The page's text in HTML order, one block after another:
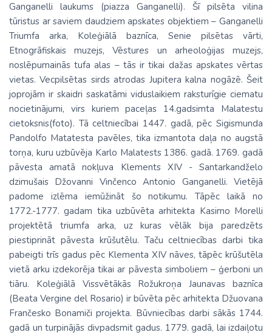
Ganganelli laukums (piazza Ganganelli). Šī pilsēta vilina
tūristus ar saviem daudziem apskates objektiem – Ganganelli
Triumfa arka, Koleģiālā baznīca, Senie pilsētas vārti,
Etnogrāfiskais muzejs, Vēstures un arheoloģijas muzejs,
noslēpumainās tufa alas – tās ir tikai dažas apskates vērtas
vietas. Vecpilsētas sirds atrodas Jupitera kalna nogāzē. Šeit
joprojām ir skaidri saskatāmi viduslaikiem raksturīgie ciematu
nocietinājumi, virs kuriem paceļas 14.gadsimta Malatestu
cietoksnis(foto). Tā celtniecībai 1447. gadā, pēc Sigismunda
Pandolfo Matatesta pavēles, tika izmantota daļa no augstā
torņa, kuru uzbūvēja Karlo Malatests 1386. gadā. 1769. gadā
pāvesta amatā nokļuva Klements XIV - Santarkandželo
dzimušais Džovanni Vinčenco Antonio Ganganelli. Vietējā
padome izlēma iemūžināt šo notikumu. Tāpēc laikā no
1772.-1777. gadam tika uzbūvēta arhitekta Kasimo Morelli
projektētā triumfa arka, uz kuras vēlāk bija paredzēts
piestiprināt pāvesta krūšutēlu. Taču celtniecības darbi tika
pabeigti trīs gadus pēc Klementa XIV nāves, tāpēc krūšutēla
vietā arku izdekorēja tikai ar pāvesta simboliem – ģerboni un
tiāru. Koleģiālā Vissvētākās Rožukroņa Jaunavas baznīca
(Beata Vergine del Rosario) ir būvēta pēc arhitekta Džuovana
Frančesko Bonamiči projekta. Būvniecības darbi sākās 1744.
gadā un turpinājās divpadsmit gadus. 1779. gadā, lai izdaiļotu